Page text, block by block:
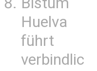
Huelva
führt
verbindlic